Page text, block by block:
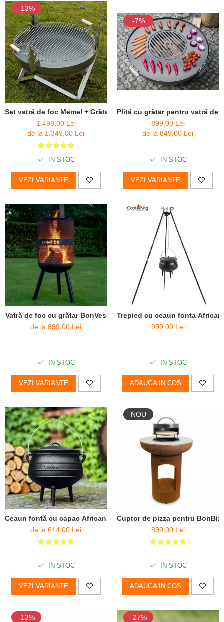
-13%
Set vatră de foc Memel + Grătar Inox
1.498,00 Lei
de la 1.349,00 Lei
IN STOC
VEZI VARIANTE
-7%
Plită cu grătar pentru vatră de
899,00 Lei
de la 849,00 Lei
IN STOC
VEZI VARIANTE
Vatră de foc cu grătar BonVes
de la 899,00 Lei
IN STOC
VEZI VARIANTE
Trepied cu ceaun fonta African
999,00 Lei
IN STOC
ADAUGA IN COS
Ceaun fontă cu capac African Pot
de la 614,00 Lei
IN STOC
VEZI VARIANTE
NOU
Cuptor de pizza pentru
899,00 Lei
IN STOC
ADAUGA IN COS
-13% -27%